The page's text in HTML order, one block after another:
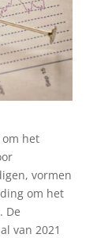
het
vormen
om het
De
van 2021